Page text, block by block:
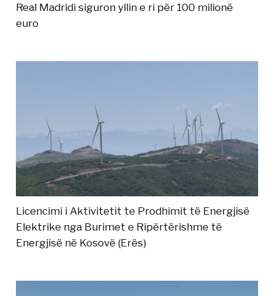
Real Madridi siguron yllin e ri për 100 milionë
euro
Licencimi i Aktivitetit te Prodhimit të Energjisë
Elektrike nga Burimet e Ripërtërishme të
Energjisë në Kosovë (Erës)